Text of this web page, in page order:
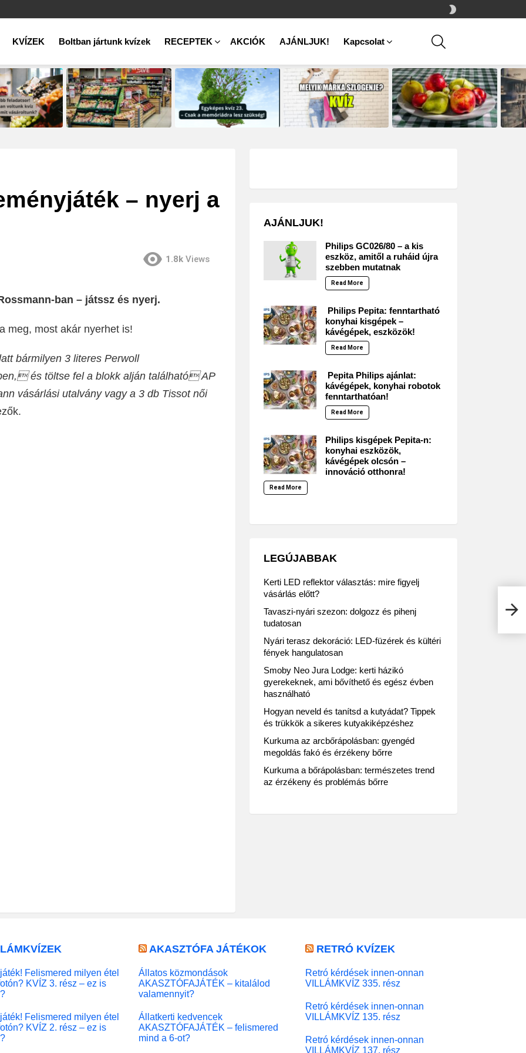
SKIN
KVÍZEK Boltban jártunk kvízek RECEPTEK AKCIÓK AJÁNLJUK! Kapcsolat
– nyerj a
1.8k Views
ban – játssz és nyerj.
meg, most akár nyerhet is!
bármilyen 3 literes Perwoll
és töltse fel a blokk alján található AP
vásárlási utalvány vagy a 3 db Tissot női
AJÁNLJUK!
Philips GC026/80 – a kis
eszköz, amitől a ruháid újra
szebben mutatnak
Read More
Philips Pepita: fenntartható
konyhai kisgépek –
kávégépek, eszközök!
Read More
Pepita Philips ajánlat:
kávégépek, konyhai robotok
fenntarthatóan!
Read More
Philips kisgépek Pepita-n:
konyhai eszközök,
kávégépek olcsón –
innováció otthonra!
Read More
LEGÚJABBAK
Kerti LED reflektor választás: mire figyelj
vásárlás előtt?
Tavaszi-nyári szezon: dolgozz és pihenj
tudatosan
Nyári terasz dekoráció: LED-füzérek és kültéri
fények hangulatosan
Smoby Neo Jura Lodge: kerti házikó
gyerekeknek, ami bővíthető és egész évben
használható
Hogyan neveld és tanítsd a kutyádat? Tippek
és trükkök a sikeres kutyakiképzéshez
Kurkuma az arcbőrápolásban: gyengéd
megoldás fakó és érzékeny bőrre
Kurkuma a bőrápolásban: természetes trend
az érzékeny és problémás bőrre
Felismered milyen étel
KVÍZ 3. rész – ez is
Felismered milyen étel
KVÍZ 2. rész – ez is
AKASZTÓFA JÁTÉKOK
Állatos közmondások
AKASZTÓFAJÁTÉK – kitalálod
valamennyit?
Állatkerti kedvencek
AKASZTÓFAJÁTÉK – felismered
mind a 6-ot?
RETRÓ KVÍZEK
Retró kérdések innen-onnan
VILLÁMKVÍZ 335. rész
Retró kérdések innen-onnan
VILLÁMKVÍZ 135. rész
Retró kérdések innen-onnan
VILLÁMKVÍZ 137. rész